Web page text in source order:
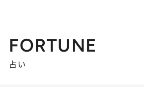
FORTUNE
占い